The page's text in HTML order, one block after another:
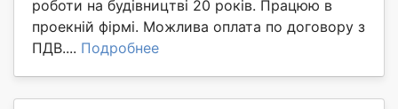
роботи на будівництві 20 років. Працюю в
проекній фірмі. Можлива оплата по договору з
ПДВ.... Подробнее